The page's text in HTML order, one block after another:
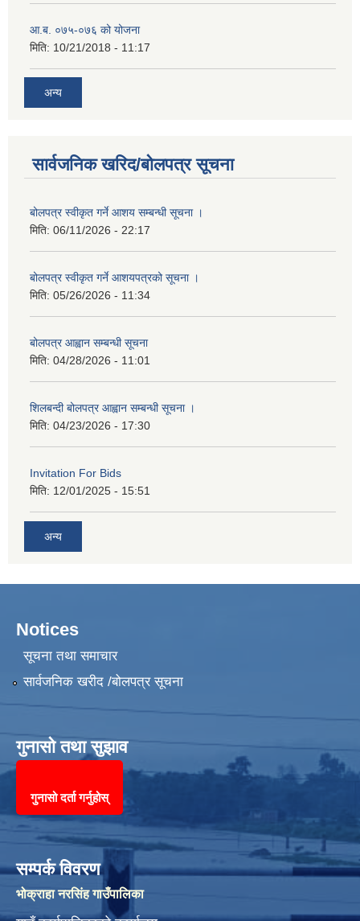
आ.ब. ०७५-०७६ को योजना
मिति: 10/21/2018 - 11:17
अन्य
सार्वजनिक खरिद/बोलपत्र सूचना
बोलपत्र स्वीकृत गर्ने आशय सम्बन्धी सूचना ।
मिति: 06/11/2026 - 22:17
बोलपत्र स्वीकृत गर्ने आशयपत्रको सूचना ।
मिति: 05/26/2026 - 11:34
बोलपत्र आह्वान सम्बन्धी सूचना
मिति: 04/28/2026 - 11:01
शिलबन्दी बोलपत्र आह्वान सम्बन्धी सूचना ।
मिति: 04/23/2026 - 17:30
Invitation For Bids
मिति: 12/01/2025 - 15:51
अन्य
Notices
सूचना तथा समाचार
सार्वजनिक खरीद /बोलपत्र सूचना
गुनासो तथा सुझाव
गुनासो दर्ता गर्नुहोस्
सम्पर्क विवरण
भोक्राहा नरसिंह गाउँपालिका